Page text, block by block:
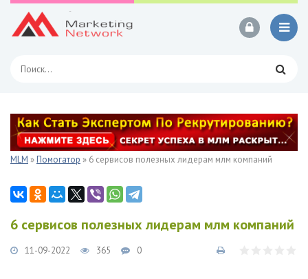
MLM »Помогатор » 6 сервисов полезных лидерам млм компаний
6 сервисов полезных лидерам млм компаний
11-09-2022 365 0